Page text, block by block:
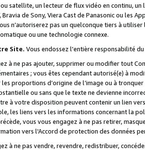
satellite, un lecteur de flux vidéo en continu,
Bravia de Sony, Viera Cast de Panasonic ou les
n’autoriserez pas un quelconque tiers à
ou une technologie connexe.
Site. Vous endossez l'entière responsabilité
à ne pas ajouter, supprimer ou modifier tout
; vous êtes cependant autorisé(e) à
les proportions d’origine de l’image ou à
ou sans que le texte ne devienne
à votre disposition peuvent contenir un lien
les liens vers les informations concernant la
vous vous engagez à ne pas retirer,
vers l'Accord de protection des données
à ne pas vendre, revendre, redistribuer,